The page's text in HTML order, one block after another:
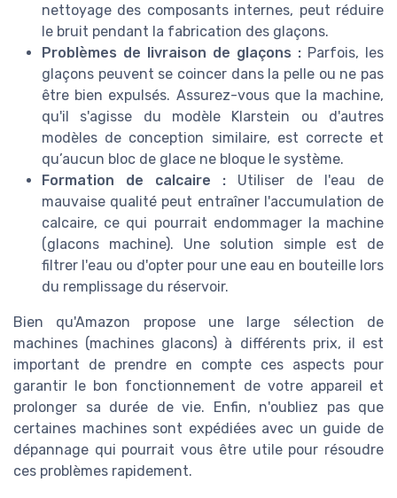
nettoyage des composants internes, peut réduire
le bruit pendant la fabrication des glaçons.
Problèmes de livraison de glaçons : Parfois, les
glaçons peuvent se coincer dans la pelle ou ne pas
être bien expulsés. Assurez-vous que la machine,
qu'il s'agisse du modèle Klarstein ou d'autres
modèles de conception similaire, est correcte et
qu’aucun bloc de glace ne bloque le système.
Formation de calcaire : Utiliser de l'eau de
mauvaise qualité peut entraîner l'accumulation de
calcaire, ce qui pourrait endommager la machine
(glacons machine). Une solution simple est de
filtrer l'eau ou d'opter pour une eau en bouteille lors
du remplissage du réservoir.
Bien qu'Amazon propose une large sélection de
machines (machines glacons) à différents prix, il est
important de prendre en compte ces aspects pour
garantir le bon fonctionnement de votre appareil et
prolonger sa durée de vie. Enfin, n'oubliez pas que
certaines machines sont expédiées avec un guide de
dépannage qui pourrait vous être utile pour résoudre
ces problèmes rapidement.